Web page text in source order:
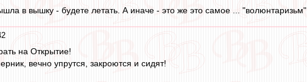
в вышку - будете летать. А иначе - это же это самое ... "волюнтаризьм"
на Открытие!
вечно упрутся, закроются и сидят!